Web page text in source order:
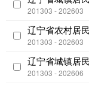
201303 - 202603
辽宁省农村居
201303 - 202603
辽宁省城镇居
201303 - 202606